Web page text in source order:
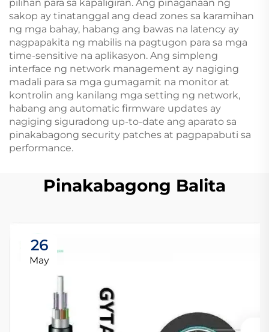
pilihan para sa kapaligiran. Ang pinaganaan ng
sakop ay tinatanggal ang dead zones sa karamihan
ng mga bahay, habang ang bawas na latency ay
nagpapakita ng mabilis na pagtugon para sa mga
time-sensitive na aplikasyon. Ang simpleng
interface ng network management ay nagiging
madali para sa mga gumagamit na monitor at
kontrolin ang kanilang mga setting ng network,
habang ang automatic firmware updates ay
nagiging siguradong up-to-date ang aparato sa
pinakabagong security patches at pagpapabuti sa
performance.
Pinakabagong Balita
26
May